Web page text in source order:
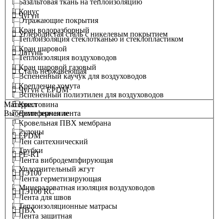
Базальтовая ткань на теплоизоляцию
Отражающие покрытия
Теплоизоляция стеклотканью и стеклопластиком
Теплоизоляция воздуховодов
Вспененный каучук для воздуховодов
Вспененный полиэтилен для воздуховодов
Демпферная лента
Рулоны
Трубки
Уплотнительный жгут
Минераловатная изоляция воздуховодов
Теплоизоляционные матрасы
Конус
Кран водоразборный
Кран шаровой
Кран шаровой газовый
Крепление хомута
Крестовина
Кровельная ПВХ мембрана
Лен сантехнический
Лента вибродемпфирующая
Лента герметизирующая
Лента для швов
Лента защитная
Чугун
Углеродистая сталь с никелевым покрытием
Латунь
Сталь нержавеющая
Чугун с EPDM
Материал
Выберите значение
EPDM
PE-RT
ПЭ100
ПЭ100 RC
ПВХ